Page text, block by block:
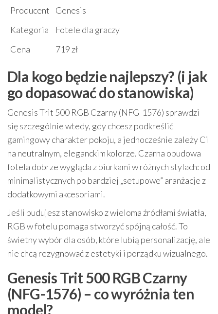
Producent
Genesis
Kategoria
Fotele dla graczy
Cena
719 zł
Dla kogo będzie najlepszy? (i jak
go dopasować do stanowiska)
Genesis Trit 500 RGB Czarny (NFG-1576) sprawdzi
się szczególnie wtedy, gdy chcesz podkreślić
gamingowy charakter pokoju, a jednocześnie zależy Ci
na neutralnym, eleganckim kolorze. Czarna obudowa
fotela dobrze wygląda z biurkami w różnych stylach: od
minimalistycznych po bardziej „setupowe” aranżacje z
dodatkowymi akcesoriami.
Jeśli budujesz stanowisko z wieloma źródłami światła,
RGB w fotelu pomaga stworzyć spójną całość. To
świetny wybór dla osób, które lubią personalizację, ale
nie chcą rezygnować z estetyki i porządku wizualnego.
Genesis Trit 500 RGB Czarny
(NFG-1576) – co wyróżnia ten
model?